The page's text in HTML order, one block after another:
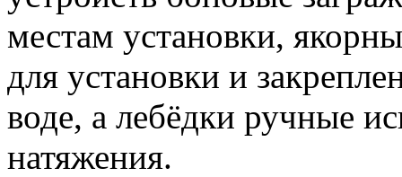
местам установки,
для установки и
воде, а лебёдки ручные
натяжения.